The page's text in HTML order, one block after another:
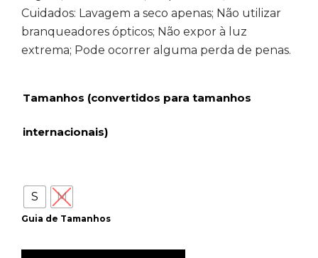
Cuidados: Lavagem a seco apenas; Não utilizar
branqueadores ópticos; Não expor à luz
extrema; Pode ocorrer alguma perda de penas.
Guia de Tamanhos
Tamanhos (convertidos para tamanhos
internacionais)
S M